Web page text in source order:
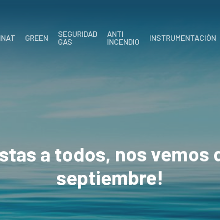
GREEN
SEGURIDAD
GAS
ANTI
INCENDIO
INSTRUMENTACIÓN
a todos, nos vemos
septiembre!